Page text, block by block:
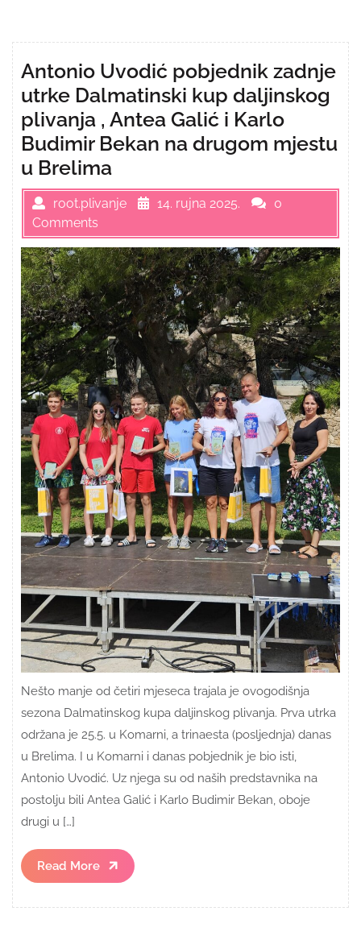
Antonio Uvodić pobjednik zadnje
utrke Dalmatinski kup daljinskog
plivanja , Antea Galić i Karlo
Budimir Bekan na drugom mjestu
u Brelima
root.plivanje 14. rujna 2025.
0
Comments
Nešto manje od četiri mjeseca trajala je ovogodišnja
sezona Dalmatinskog kupa daljinskog plivanja. Prva utrka
održana je 25.5. u Komarni, a trinaesta (posljednja) danas
u Brelima. I u Komarni i danas pobjednik je bio isti,
Antonio Uvodić. Uz njega su od naših predstavnika na
postolju bili Antea Galić i Karlo Budimir Bekan, oboje
drugi u […]
Read More
Read
More